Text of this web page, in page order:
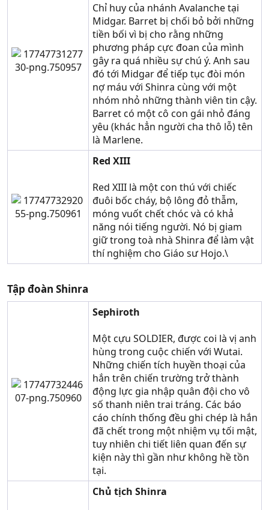
Chỉ huy của nhánh Avalanche tại
Midgar. Barret bị chối bỏ bởi những
tiền bối vì bị cho rằng những
phương pháp cực đoan của mình
gây ra quá nhiều sự chú ý. Anh sau
đó tới Midgar để tiếp tục đòi món
nợ máu với Shinra cùng với một
nhóm nhỏ những thành viên tin cậy.
Barret có một cô con gái nhỏ đáng
yêu (khác hẳn người cha thô lỗ) tên
là Marlene.
Red XIII
Red XIII là một con thú với chiếc
đuôi bốc cháy, bộ lông đỏ thẫm,
móng vuốt chết chóc và có khả
năng nói tiếng người. Nó bị giam
giữ trong toà nhà Shinra để làm vật
thí nghiệm cho Giáo sư Hojo.\
Tập đoàn Shinra
Sephiroth
Một cựu SOLDIER, được coi là vị anh
hùng trong cuộc chiến với Wutai.
Những chiến tích huyền thoại của
hắn trên chiến trường trở thành
động lực gia nhập quân đội cho vô
số thanh niên trai tráng. Các báo
cáo chính thống đều ghi chép là hắn
đã chết trong một nhiệm vụ tối mật,
tuy nhiên chi tiết liên quan đến sự
kiện này thì gần như không hề tồn
tại.
Chủ tịch Shinra